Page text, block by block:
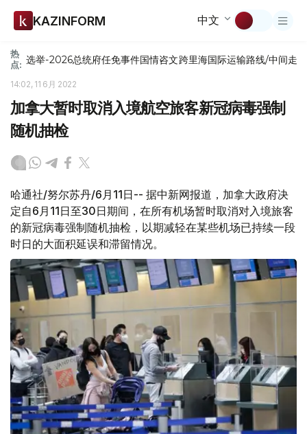
KAZINFORM 中文
热
点: 选举-2026总统府任免事件国情咨文跨里海国际运输路线/中间走廊
14:02, 11 6月 2022
加拿大暂时取消入境航空旅客新冠病毒强制
随机抽检
哈通社/努尔苏丹/6月11日-- 据中新网报道，加拿大政府决
定自6月11日至30日期间，在所有机场暂时取消对入境旅客
的新冠病毒强制随机抽检，以期减轻在某些机场已持续一段
时日的大面积延误和滞留情况。